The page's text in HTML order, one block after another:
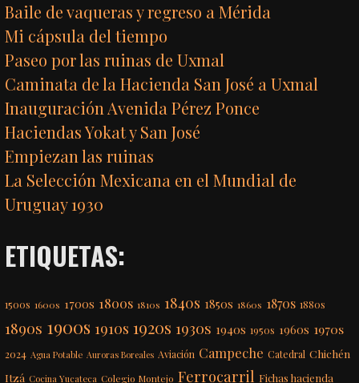
Baile de vaqueras y regreso a Mérida
Mi cápsula del tiempo
Paseo por las ruinas de Uxmal
Caminata de la Hacienda San José a Uxmal
Inauguración Avenida Pérez Ponce
Haciendas Yokat y San José
Empiezan las ruinas
La Selección Mexicana en el Mundial de
Uruguay 1930
ETIQUETAS:
1500s 1600s 1700s 1800s 1810s 1840s 1850s 1860s 1870s 1880s
1890s 1900s 1910s 1920s 1930s 1940s 1950s 1960s 1970s
2024 Agua Potable Auroras Boreales Aviación Campeche Catedral Chichén
Itzá Cocina Yucateca Colegio Montejo Ferrocarril Fichas hacienda